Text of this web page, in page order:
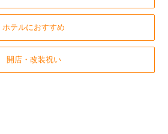
ホテルにおすすめ
開店・改装祝い